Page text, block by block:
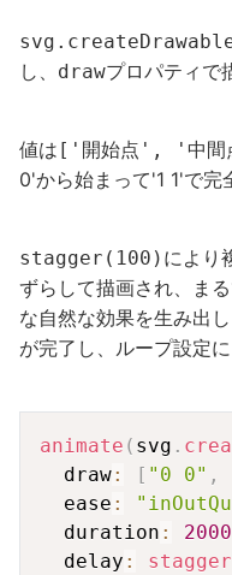
し、 drawプロパティで
値は ['開始点', '中
0'から始まって'1 1'で完
stagger(100) により
ずらして描画され、ま
な自然な効果を生み出
が完了し、ループ設定
animate ( svg .
  draw
: [ "0 0" ,
  ease
:
  duration
: 2000
  delay
: stagger